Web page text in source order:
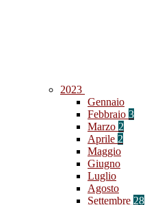
2023
Gennaio
Febbraio 3
Marzo 2
Aprile 2
Maggio
Giugno
Luglio
Agosto
Settembre 28